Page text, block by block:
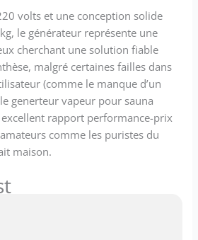
volts et une conception solide
le générateur représente une
cherchant une solution fiable
malgré certaines failles dans
(comme le manque d’un
generteur vapeur pour sauna
rapport performance-prix
comme les puristes du
maison.